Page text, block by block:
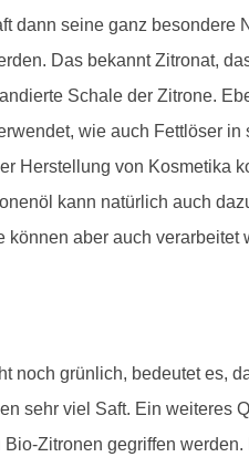
dann seine ganz besondere
Das bekannt Zitronat,
Schale der Zitrone.
wie auch Fettlöser
Herstellung von Kosmetika
kann natürlich auch
aber auch
noch grünlich, bedeutet es,
sehr viel Saft. Ein weiteres
Zitronen gegriffen